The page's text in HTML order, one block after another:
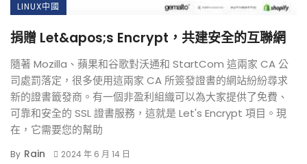
LINUX中國
捐贈 Let&apos;s Encrypt，共建安全的互聯網
隨著 Mozilla、蘋果和谷歌對沃通和 StartCom 這兩家 CA 公
司處罰落定，很多使用這兩家 CA 所簽發證書的網站紛紛尋求
新的證書籤發商。有一個非盈利組織可以為大家提供了免費、
可靠和安全的 SSL 證書服務，這就是 Let's Encrypt 項目。現
在，它需要您的幫助
By Rain 2024 年 6 月 14 日